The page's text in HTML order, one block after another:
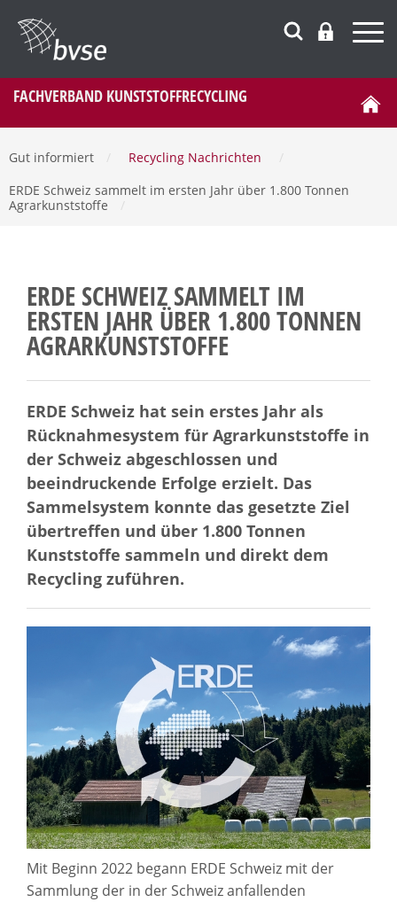
FACHVERBAND KUNSTSTOFFRECYCLING
Gut informiert Recycling Nachrichten
ERDE Schweiz sammelt im ersten Jahr über 1.800 Tonnen
Agrarkunststoffe
ERDE SCHWEIZ SAMMELT IM
ERSTEN JAHR ÜBER 1.800 TONNEN
AGRARKUNSTSTOFFE
ERDE Schweiz hat sein erstes Jahr als
Rücknahmesystem für Agrarkunststoffe in
der Schweiz abgeschlossen und
beeindruckende Erfolge erzielt. Das
Sammelsystem konnte das gesetzte Ziel
übertreffen und über 1.800 Tonnen
Kunststoffe sammeln und direkt dem
Recycling zuführen.
Mit Beginn 2022 begann ERDE Schweiz mit der
Sammlung der in der Schweiz anfallenden